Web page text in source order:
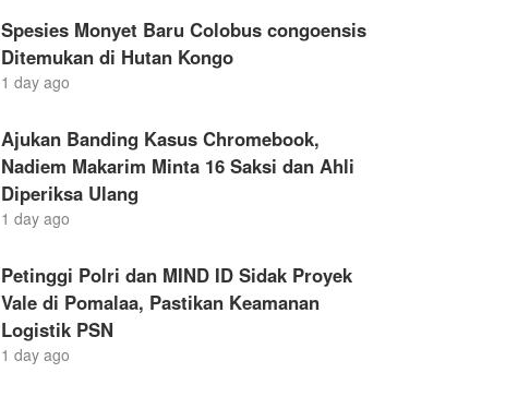
Spesies Monyet Baru Colobus congoensis
Ditemukan di Hutan Kongo
1 day ago
Ajukan Banding Kasus Chromebook,
Nadiem Makarim Minta 16 Saksi dan Ahli
Diperiksa Ulang
1 day ago
Petinggi Polri dan MIND ID Sidak Proyek
Vale di Pomalaa, Pastikan Keamanan
Logistik PSN
1 day ago